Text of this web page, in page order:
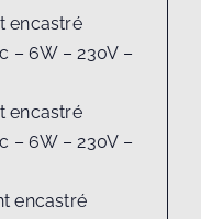
encastré
– 6W – 230V –
encastré
– 6W – 230V –
encastré